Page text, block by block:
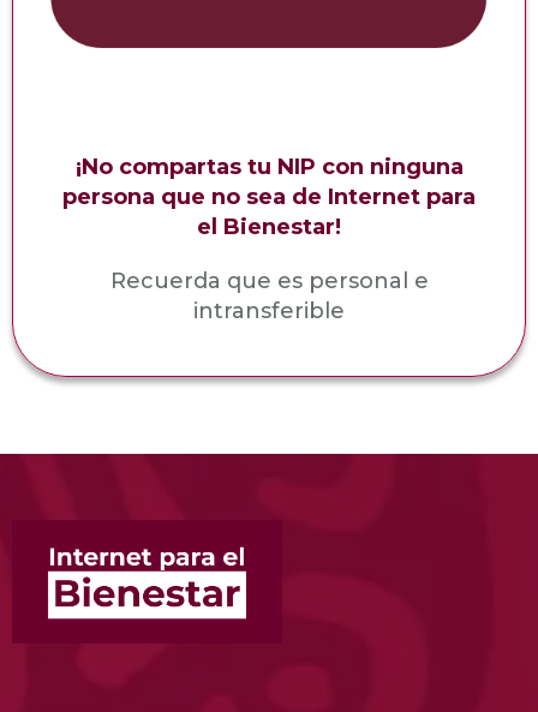
¡No compartas tu NIP con ninguna
persona que no sea de Internet para
el Bienestar!
Recuerda que es personal e
intransferible